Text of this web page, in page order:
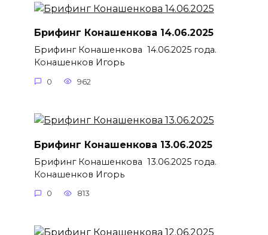
Брифинг Конашенкова 14.06.2025
Брифинг Конашенкова 14.06.2025 года.
Конашенков Игорь
0 962
Брифинг Конашенкова 13.06.2025
Брифинг Конашенкова 13.06.2025 года.
Конашенков Игорь
0 813